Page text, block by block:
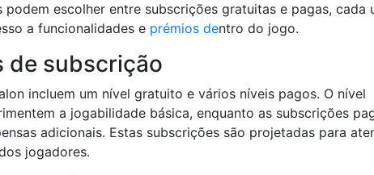
escolher entre subscrições gratuitas e pagas, cada
a funcionalidades e prémios dentro do jogo.
de subscrição
incluem um nível gratuito e vários níveis pagos. O nível
a jogabilidade básica, enquanto as subscrições
adicionais. Estas subscrições são projetadas para
jogadores.